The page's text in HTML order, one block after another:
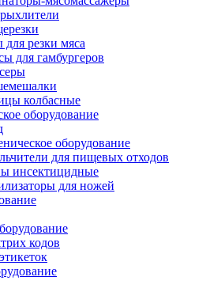
резки мяса
для гамбургеров
колбасные
оборудование
оборудование
для пищевых отходов
инсектицидные
для ножей
кодов